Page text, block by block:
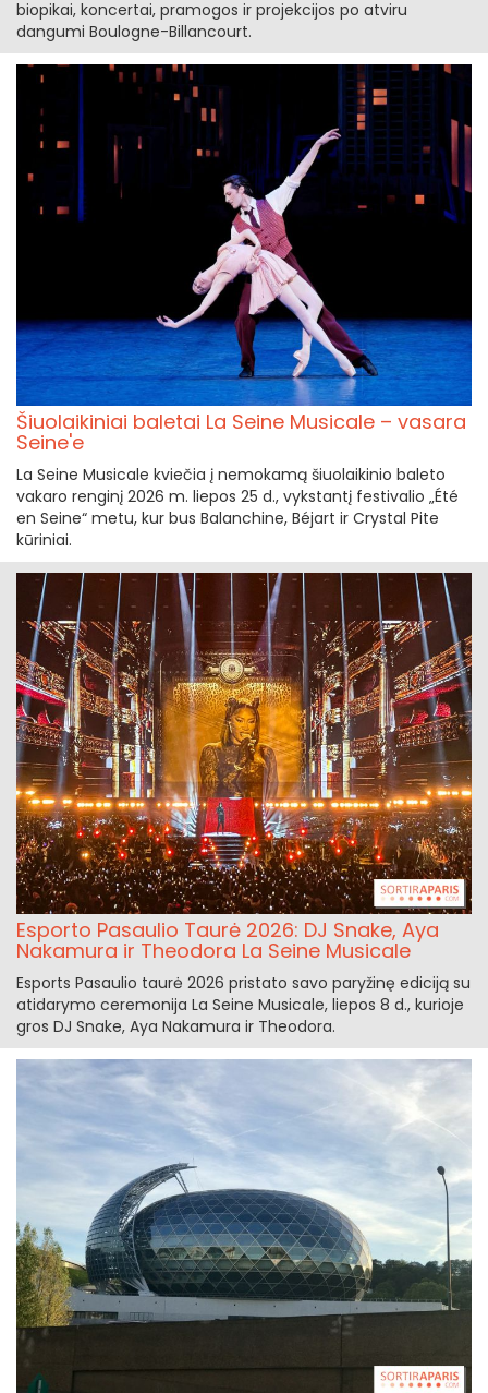
biopikai, koncertai, pramogos ir projekcijos po atviru
dangumi Boulogne-Billancourt.
Šiuolaikiniai baletai La Seine Musicale – vasara
Seine'e
La Seine Musicale kviečia į nemokamą šiuolaikinio baleto
vakaro renginį 2026 m. liepos 25 d., vykstantį festivalio „Été
en Seine“ metu, kur bus Balanchine, Béjart ir Crystal Pite
kūriniai.
Esporto Pasaulio Taurė 2026: DJ Snake, Aya
Nakamura ir Theodora La Seine Musicale
Esports Pasaulio taurė 2026 pristato savo paryžinę ediciją su
atidarymo ceremonija La Seine Musicale, liepos 8 d., kurioje
gros DJ Snake, Aya Nakamura ir Theodora.